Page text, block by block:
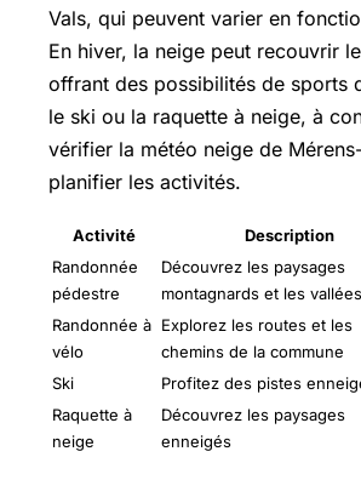
Vals, qui peuvent varier en
En hiver, la neige peut recouvrir
offrant des possibilités de sports
le ski ou la raquette à neige, à
vérifier la météo neige de
planifier les activités.
Activité Description
Randonnée
pédestre
Découvrez les paysages
montagnards et les vallées
Randonnée à
vélo
Explorez les routes et les
chemins de la commune
Ski
Profitez des pistes
Raquette à
neige
Découvrez les paysages
enneigés